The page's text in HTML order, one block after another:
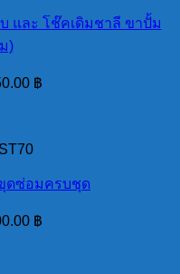
และ โช๊คเดิมชาลี ขาปั้ม
)
฿
ดซ่อมครบชุด
฿